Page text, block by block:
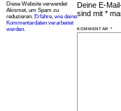
Deine E-
sind mit*
KOMMENTAR *
Diese Website verwendet
Akismet, um Spam zu
reduzieren. Erfahre, wie deine
Kommentardaten verarbeitet
werden.